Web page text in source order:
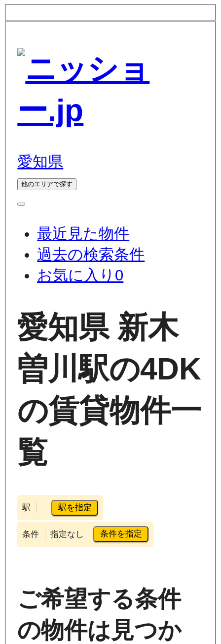
愛知県
他のエリアで探す
最近見た物件
過去の検索条件
お気に入り 0
愛知県 新木
曽川駅の4DK
の賃貸物件一
覧
駅 駅を指定
条件 指定なし 条件を指定
ご希望する条件
の物件は見つか